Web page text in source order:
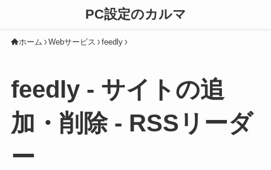
PC設定のカルマ
ホーム Webサービス feedly
feedly - サイトの追
加・削除 - RSSリーダ
ー